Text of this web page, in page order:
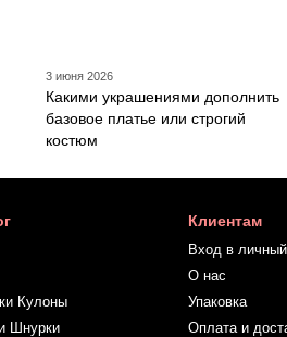
3 июня 2026
Какими украшениями дополнить
базовое платье или строгий
костюм
Кулоны
Шнурки
Клиентам
Вход в
О нас
Упаковка
Оплата и